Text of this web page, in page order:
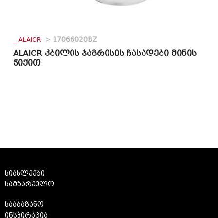
_ ALAIOR > 17066020BZ
ALAIOR კბილის ჯაგრისის ჩასადები მინის
ჭიქით
სიახლეები
სამზარეულო
სააბაზანო
ინსპირაცია